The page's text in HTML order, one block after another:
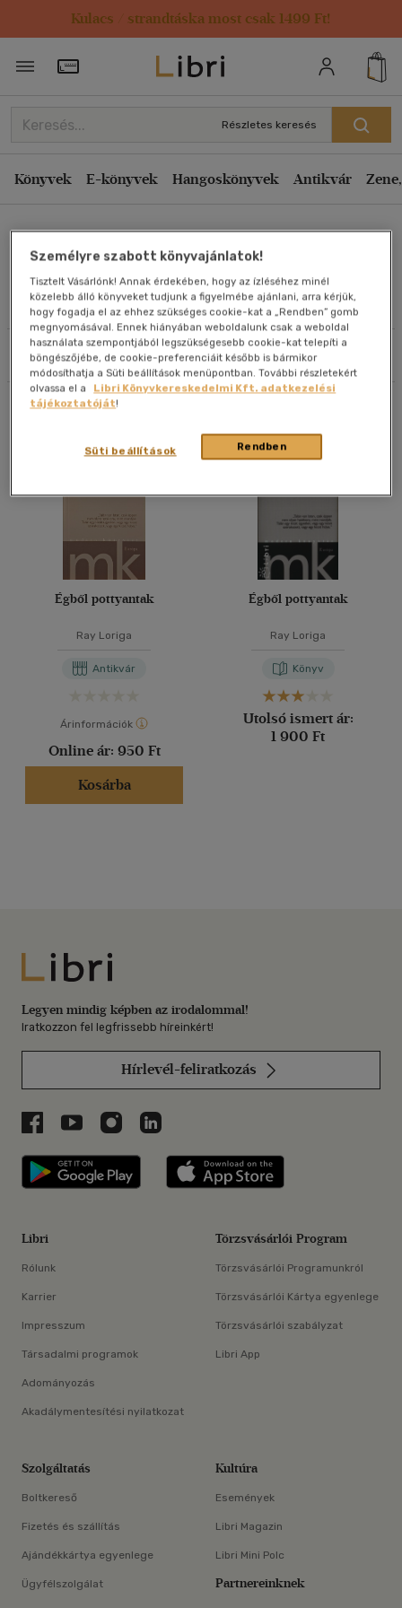
Kulacs / strandtáska most csak 1499 Ft!
Törzsvásárlói Kártya adatai
Részletes keresés
Könyvek E-könyvek Hangoskönyvek Antikvár
Ray Loriga
Művei
Szűrés Rendezés
Rendezés
Kiadás éve szerint csökkenő
Ár szerint csökkenő
Eladott darabszám szerint csökkenő
Eladott darabszám szerint növekvő
Cím szerint A-Z
Szerző szerint A-Z
Megjelenítés
20 db / oldal
Alkalmaz
Égből pottyantak
Ray Loriga
Antikvár
Árinformációk
Online ár: 950 Ft
Kosárba
Égből pottyantak
Ray Loriga
Könyv
Utolsó ismert ár:
1 900 Ft
Libri
Legyen mindig képben az irodalommal!
Iratkozzon fel legfrissebb híreinkért!
Hírlevél-feliratkozás
Libri a Facebookon
Libri a Youtube-on
Libri az Instagramon
Libri a LinkedInen
Libri applikáció Szerezd meg: Google
Libri
Rólunk
Karrier
Impresszum
Társadalmi programok
Adományozás
Akadálymentesítési nyilatkozat
Törzsvásárlói Program
Törzsvásárlói Programunkról
Törzsvásárlói Kártya egyenlege
Törzsvásárlói szabályzat
Libri App
Szolgáltatás
Boltkereső
Fizetés és szállítás
Ajándékkártya egyenlege
Ügyfélszolgálat
Kultúra
Események
Libri Magazin
Libri Mini Polc
Partnereinknek
Személyre szabott könyvajánlatok!
Tisztelt Vásárlónk! Annak érdekében, hogy az ízléséhez minél
közelebb álló könyveket tudjunk a figyelmébe ajánlani, arra kérjük,
hogy fogadja el az ehhez szükséges cookie-kat a „Rendben” gomb
megnyomásával. Ennek hiányában weboldalunk csak a weboldal
használata szempontjából legszükségesebb cookie-kat telepíti a
böngészőjébe, de cookie-preferenciáit később is bármikor
módosíthatja a Süti beállítások menüpontban. További részletekért
olvassa el a
Libri Könyvkereskedelmi Kft. adatkezelési
tájékoztatóját!
Rendben
Süti beállítások